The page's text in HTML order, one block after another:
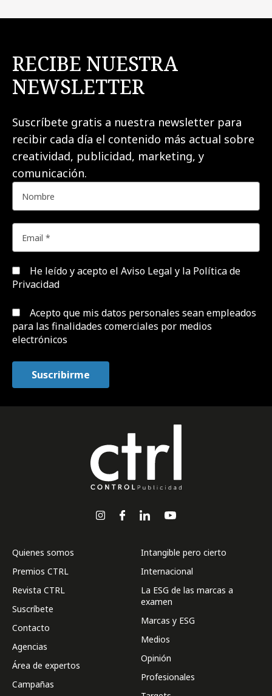
RECIBE NUESTRA
NEWSLETTER
Suscríbete gratis a nuestra newsletter para
recibir cada día el contenido más actual sobre
creatividad, publicidad, marketing, y
comunicación.
He leído y acepto el Aviso Legal y la Política de
Privacidad
Acepto que mis datos personales sean empleados
para las finalidades comerciales por medios
electrónicos
Quienes somos
Premios CTRL
Revista CTRL
Suscríbete
Contacto
Agencias
Área de expertos
Campañas
Intangible pero cierto
Internacional
La ESG de las marcas a
examen
Marcas y ESG
Medios
Opinión
Profesionales